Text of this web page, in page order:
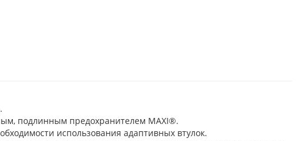
подлинным предохранителем MAXI®.
использования адаптивных втулок.